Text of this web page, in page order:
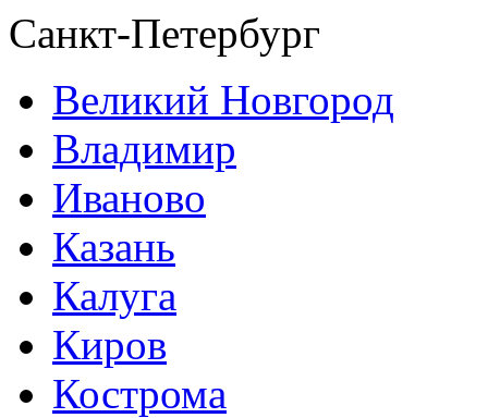
Санкт-Петербург
Великий Новгород
Владимир
Иваново
Казань
Калуга
Киров
Кострома